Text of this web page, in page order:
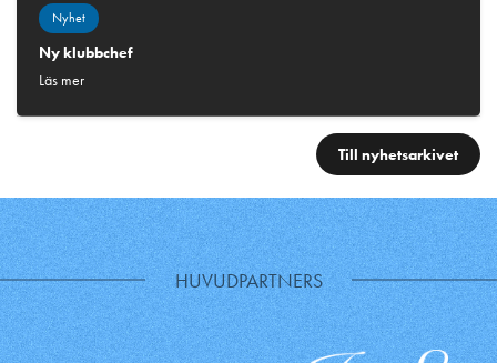
Nyhet
Ny klubbchef
Läs mer
Till nyhetsarkivet
HUVUDPARTNERS